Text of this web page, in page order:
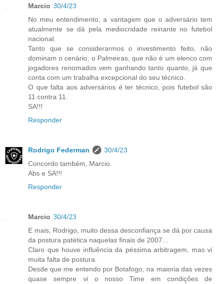
Marcio 30/4/23
No meu entendimento, a vantagem que o adversário tem
atualmente se dá pela mediocridade reinante no futebol
nacional.
Tanto que se considerarmos o investimento feito, não
dominam o cenário; o Palmeiras, que não é um elenco com
jogadores renomados vem ganhando tanto quanto, já que
conta com um trabalha excepcional do seu técnico.
O que falta aos adversários é ter técnico, pois futebol são
11 contra 11.
SA!!!
Responder
Rodrigo Federman
30/4/23
Concordo também, Marcio.
Abs e SA!!!
Responder
Marcio 30/4/23
E mais, Rodrigo, muito dessa desconfiança se dá por causa
da postura patética naquelas finais de 2007...
Claro que houve influência da péssima arbitragem, mas vi
muita falta de postura.
Desde que me entendo por Botafogo, na maioria das vezes
quase sempre vi o nosso Time em condições de